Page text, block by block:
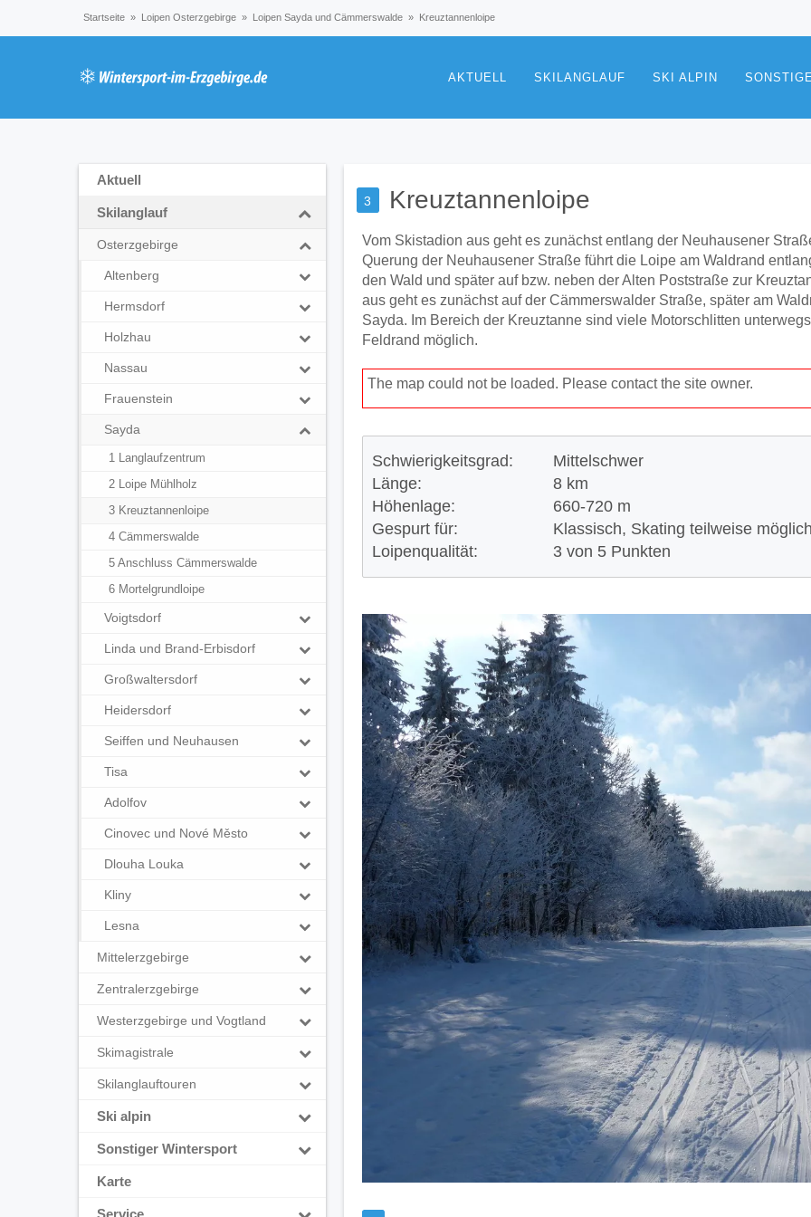
Startseite » Loipen Osterzgebirge » Loipen Sayda und Cämmerswalde » Kreuztannenloipe
AKTUELL SKILANGLAUF SKI ALPIN
3 Kreuztannenloipe
Vom Skistadion aus geht es zunächst entlang der Neuhausener
Querung der Neuhausener Straße führt die Loipe am Waldrand
den Wald und später auf bzw. neben der Alten Poststraße zur
aus geht es zunächst auf der Cämmerswalder Straße, später am
Sayda. Im Bereich der Kreuztanne sind viele Motorschlitten
Feldrand möglich.
The map could not be loaded. Please contact the site owner.
Schwierigkeitsgrad:
Mittelschwer
Länge:
8 km
Höhenlage:
660-720 m
Gespurt für:
Klassisch, Skating teilweise
Loipenqualität:
3 von 5 Punkten
Aktuell
Skilanglauf
Osterzgebirge
Altenberg
Hermsdorf
Holzhau
Nassau
Frauenstein
Sayda
1 Langlaufzentrum
2 Loipe Mühlholz
3 Kreuztannenloipe
4 Cämmerswalde
5 Anschluss Cämmerswalde
6 Mortelgrundloipe
Voigtsdorf
Linda und Brand-Erbisdorf
Großwaltersdorf
Heidersdorf
Seiffen und Neuhausen
Tisa
Adolfov
Cinovec und Nové Město
Dlouha Louka
Kliny
Lesna
Mittelerzgebirge
Zentralerzgebirge
Westerzgebirge und Vogtland
Skimagistrale
Skilanglauftouren
Ski alpin
Sonstiger Wintersport
Karte
Service